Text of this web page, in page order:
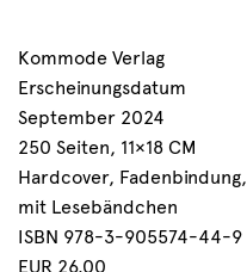
Kommode Verlag
Erscheinungsdatum
September 2024
250 Seiten, 11×18 CM
Hardcover, Fadenbindung,
mit Lesebändchen
ISBN 978-3-905574-44-9
EUR 26.00